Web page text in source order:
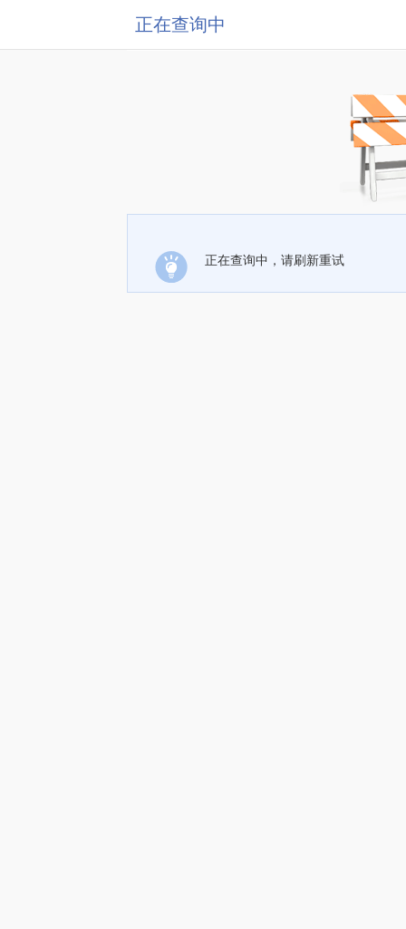
正在查询中
正在查询中，请刷新重试